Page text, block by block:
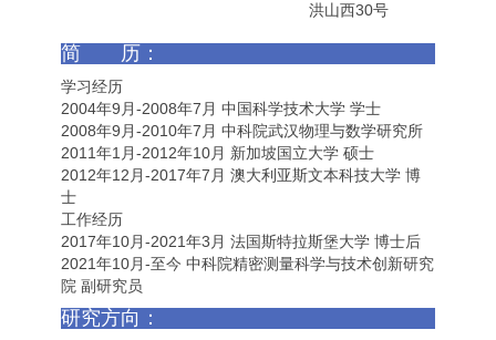
洪山西30号
简 历：
学习经历
2004年9月-2008年7月 中国科学技术大学 学士
2008年9月-2010年7月 中科院武汉物理与数学研究所
2011年1月-2012年10月 新加坡国立大学 硕士
2012年12月-2017年7月 澳大利亚斯文本科技大学 博
士
工作经历
2017年10月-2021年3月 法国斯特拉斯堡大学 博士后
2021年10月-至今 中科院精密测量科学与技术创新研究
院 副研究员
研究方向：